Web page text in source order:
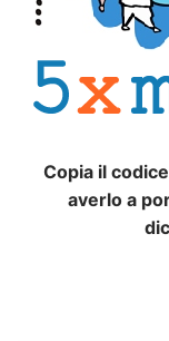
Copia il
averlo a